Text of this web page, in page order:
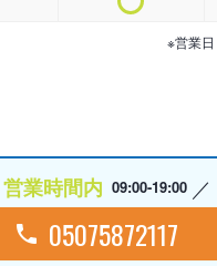
※営業
営業時間内 09:00-19:00
05075872117